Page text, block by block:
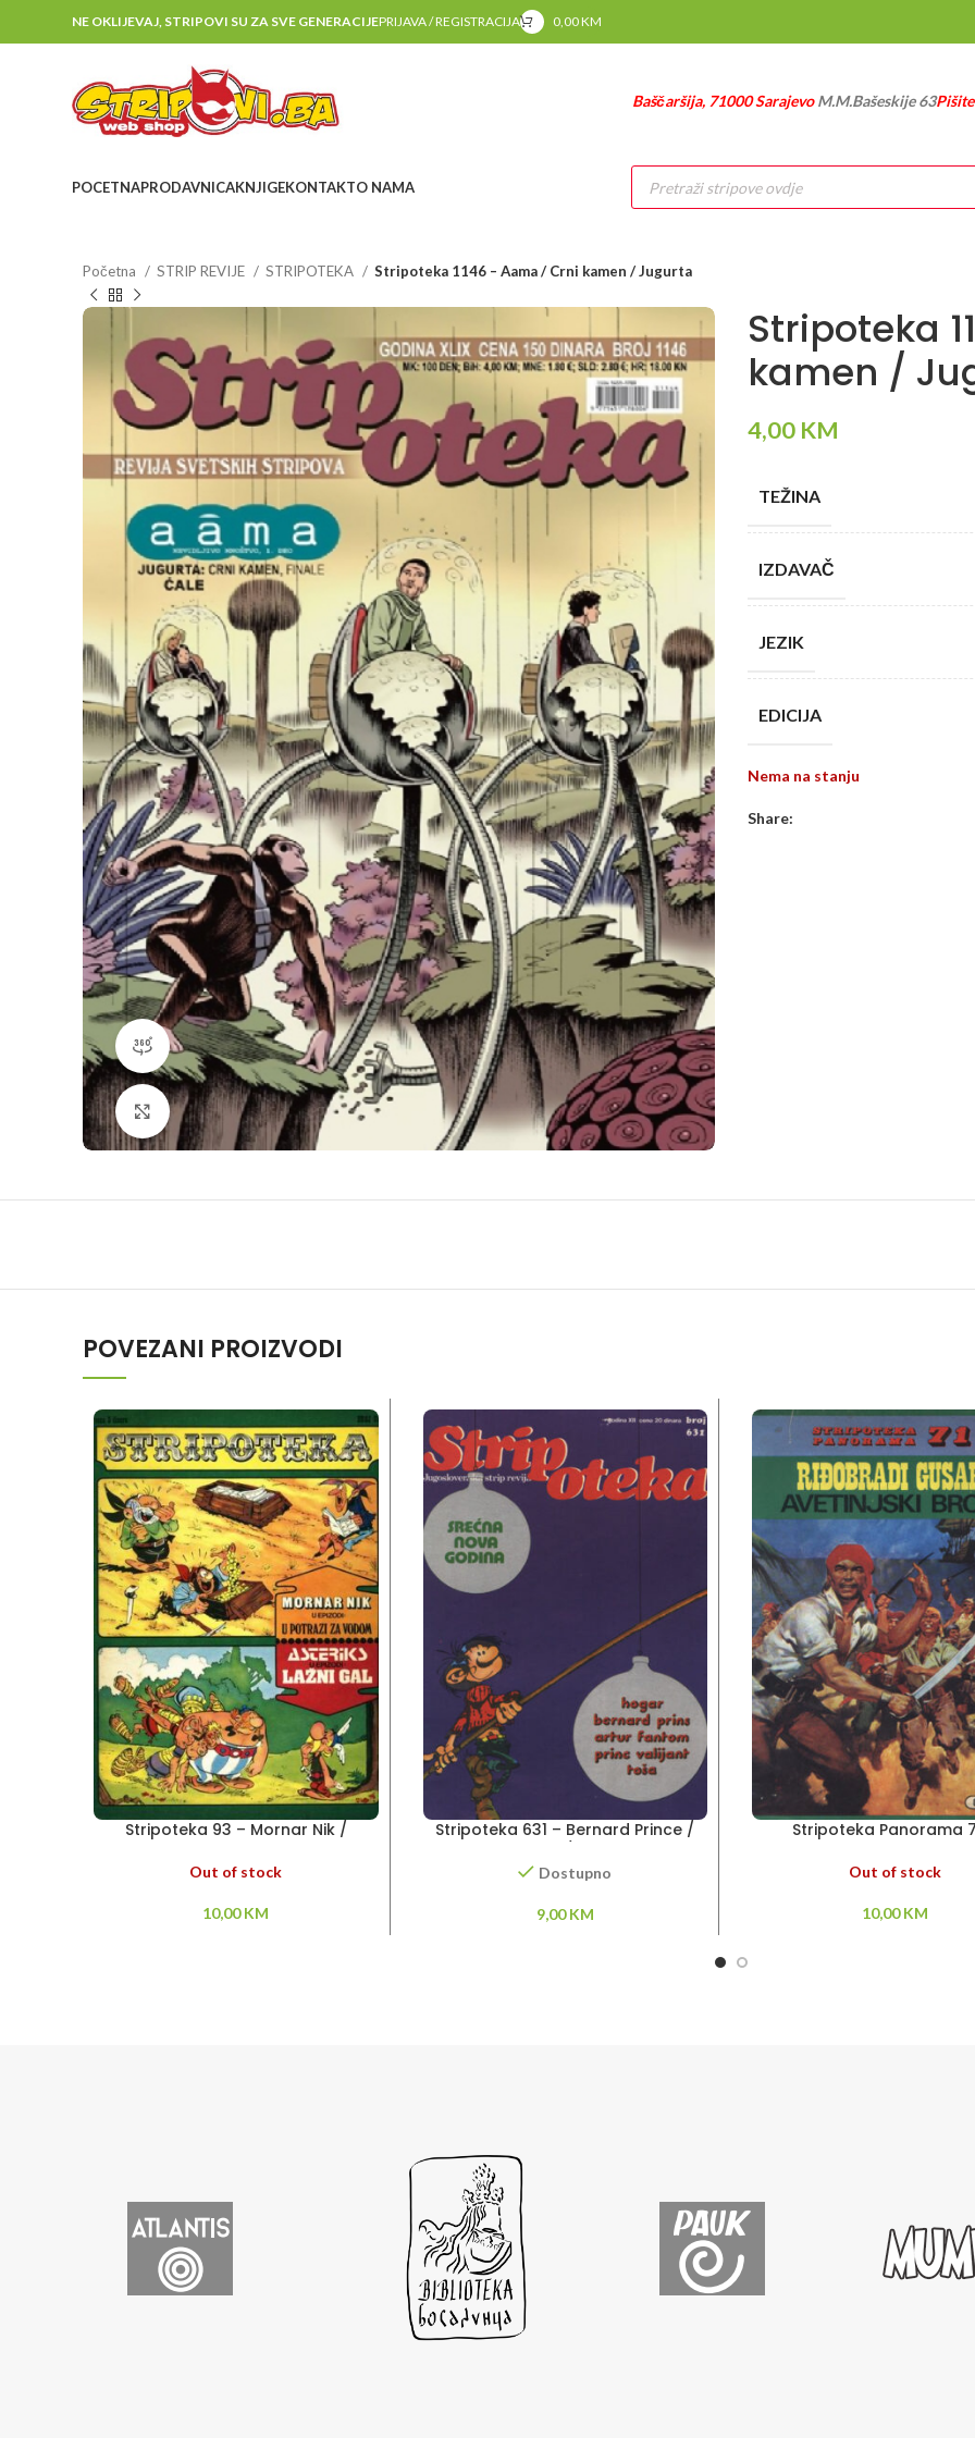
NE OKLIJEVAJ, STRIPOVI SU ZA SVE GENERACIJEPRIJAVA / REGISTRACIJA 0,00KM
Baščaršija, 71000 SarajevoM.M.Bašeskije 63
POCETNAPRODAVNICAKNJIGEKONTAKTO NAMA
Products
search
Početna STRIP REVIJE STRIPOTEKA Stripoteka 1146 – Aama / Crni kamen / Jugurta
360 product view
Klikni da povečaš
Stripoteka
kamen /
4,00 KM
TEŽINA
IZDAVAČ
JEZIK
EDICIJA
Nema na stanju
Share:
POVEZANI PROIZVODI
Stripoteka 93 – Mornar Nik /
Out of stock
10,00KM
Stripoteka 631 – Bernard Prince /
Dostupno
9,00KM
Stripoteka Panorama
Out of stock
10,00KM